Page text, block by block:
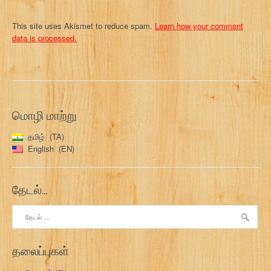
This site uses Akismet to reduce spam. Learn how your comment
data is processed.
மொழி மாற்று
தமிழ்
TA
English
EN
தேடல்…
தேடு:
தலைப்புகள்